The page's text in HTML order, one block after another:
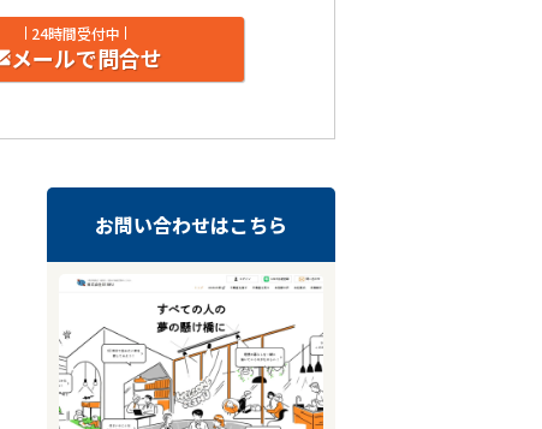
24時間受付中
メールで問合せ
お問い合わせはこちら